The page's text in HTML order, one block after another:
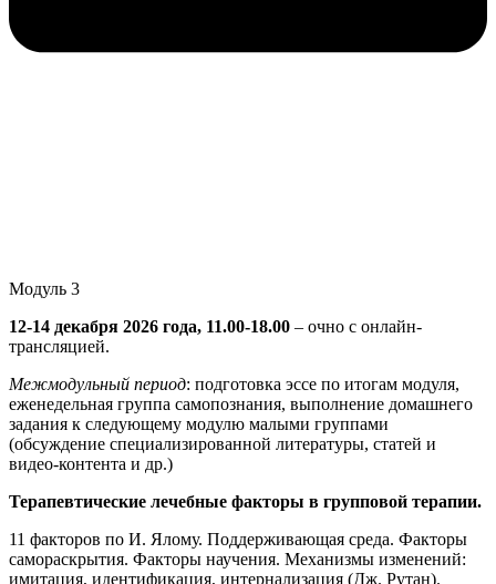
Модуль 3
12-14 декабря 2026 года, 11.00-18.00 – очно с онлайн-
трансляцией.
Межмодульный период: подготовка эссе по итогам модуля,
еженедельная группа самопознания, выполнение домашнего
задания к следующему модулю малыми группами
(обсуждение специализированной литературы, статей и
видео-контента и др.)
Терапевтические лечебные факторы в групповой терапии.
11 факторов по И. Ялому. Поддерживающая среда. Факторы
самораскрытия. Факторы научения. Механизмы изменений:
имитация, идентификация, интернализация (Дж. Рутан).